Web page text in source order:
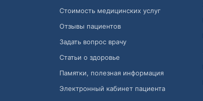
Стоимость медицинских услуг
Отзывы пациентов
Задать вопрос врачу
Статьи о здоровье
Памятки, полезная информация
Электронный кабинет пациента